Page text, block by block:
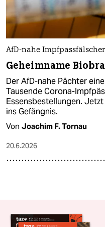
AfD-nahe
Geheimname
Der AfD-nahe Pächter
Tausende Corona-
Essensbestellungen.
ins Gefängnis.
Von Joachim F. Tornau
20.6.2026